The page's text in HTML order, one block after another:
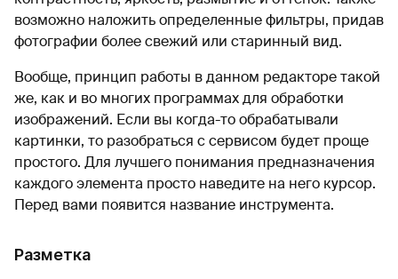
возможно наложить определенные фильтры, придав
фотографии более свежий или старинный вид.
Вообще, принцип работы в данном редакторе такой
же, как и во многих программах для обработки
изображений. Если вы когда-то обрабатывали
картинки, то разобраться с сервисом будет проще
простого. Для лучшего понимания предназначения
каждого элемента просто наведите на него курсор.
Перед вами появится название инструмента.
Разметка